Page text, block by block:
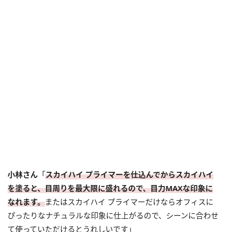
小林さん 「スカイハイ プライマーを仕込んでからスカイハイ
を塗ると、目周りを最大限に盛れるので、目力MAXな印象に
なれます。またはスカイハイ プライマーだけならオフィスに
ぴったりなナチュラルな印象に仕上がるので、シーンに合わせ
て使っていただけるとうれしいです」